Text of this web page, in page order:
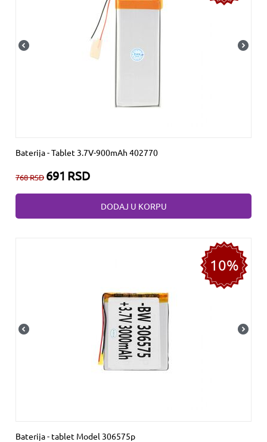
Baterija - Tablet 3.7V-900mAh 402770
768RSD 691 RSD
DODAJ U KORPU
10%
Baterija - tablet Model 306575p